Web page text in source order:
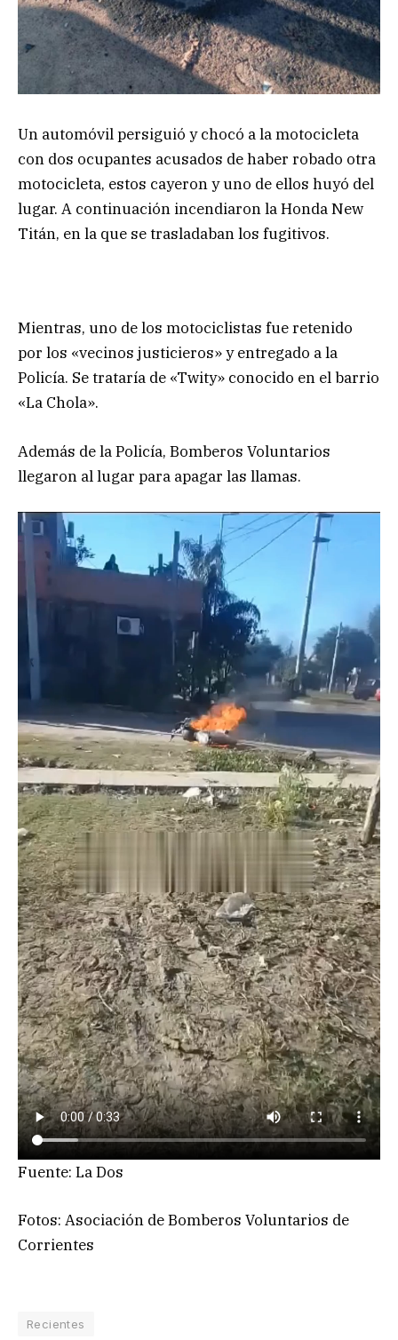
Un automóvil persiguió y chocó a la motocicleta
con dos ocupantes acusados de haber robado otra
motocicleta, estos cayeron y uno de ellos huyó del
lugar. A continuación incendiaron la Honda New
Titán, en la que se trasladaban los fugitivos.
Mientras, uno de los motociclistas fue retenido
por los «vecinos justicieros» y entregado a la
Policía. Se trataría de «Twity» conocido en el barrio
«La Chola».
Además de la Policía, Bomberos Voluntarios
llegaron al lugar para apagar las llamas.
Fuente: La Dos
Fotos: Asociación de Bomberos Voluntarios de
Corrientes
Recientes